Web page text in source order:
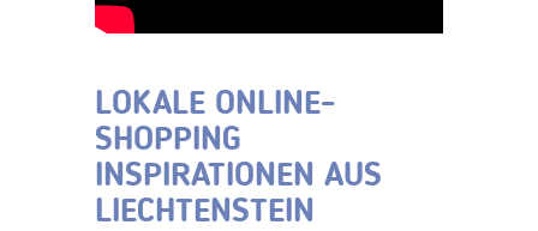
LOKALE ONLINE-
SHOPPING
INSPIRATIONEN AUS
LIECHTENSTEIN